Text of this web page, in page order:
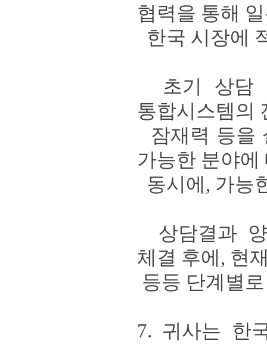
협력을 통해
한국 시장에
초기 상담
통합시스템의
잠재력 등을
가능한 분야에
동시에 , 가능
상담결과 양
체결 후에 , 현
등등 단계별
7. 귀사는 한